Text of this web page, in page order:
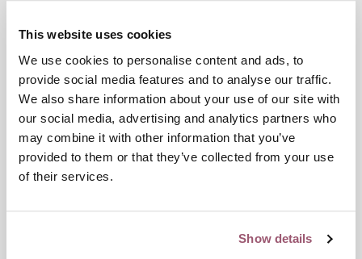
This website uses cookies
We use cookies to personalise content and ads, to
provide social media features and to analyse our traffic.
We also share information about your use of our site with
our social media, advertising and analytics partners who
may combine it with other information that you’ve
provided to them or that they’ve collected from your use
of their services.
Show details
Projekt som integrerar kön och genusperspektiv i
samhällsutmaningar och resultaten bli relevanta för en bred
samhällsgrupp. Hon lyfter vikten av att ha högt ställda krav
men att det är en balansgång att inte göra det för svårt.
– Det finns signaler om att kraven rörande 'Gender Equality
Plans' kan komma att lättas en aning men i det stora hela
gäller majoriteten av kraven för dessa planer i de fortsatta
kan vara ett tecken på backlash för jämställdhetsfrågorna